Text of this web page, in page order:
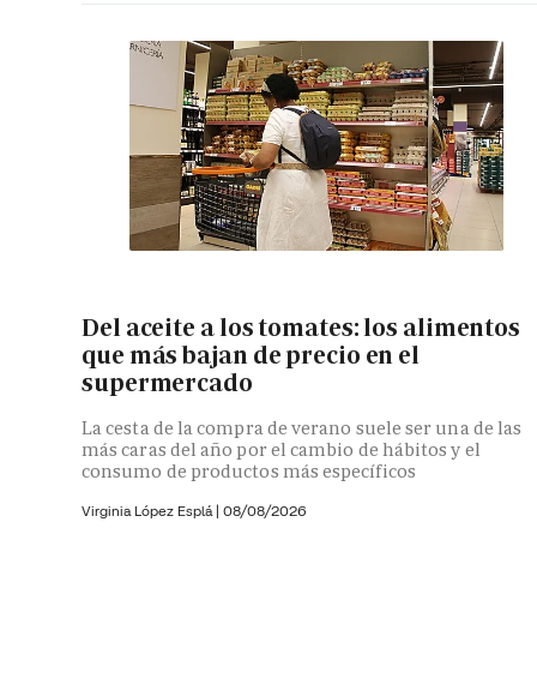
Del aceite a los tomates: los alimentos
que más bajan de precio en el
supermercado
La cesta de la compra de verano suele ser una de las
más caras del año por el cambio de hábitos y el
consumo de productos más específicos
Virginia López Esplá | 08/08/2026